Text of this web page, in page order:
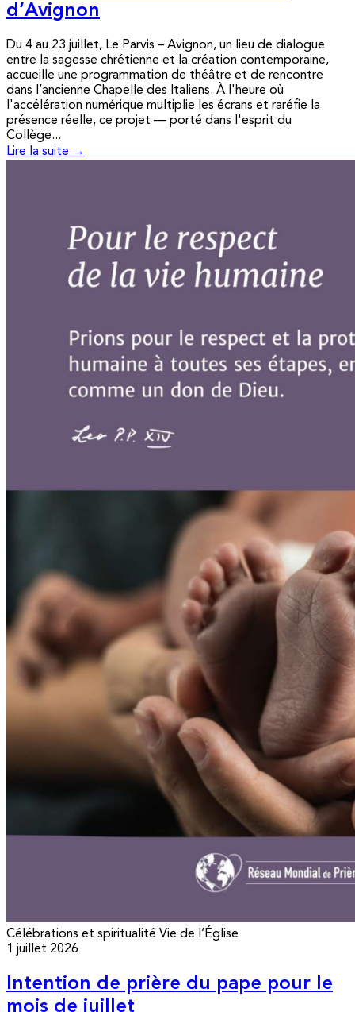
d’Avignon
Du 4 au 23 juillet, Le Parvis – Avignon, un lieu de dialogue
entre la sagesse chrétienne et la création contemporaine,
accueille une programmation de théâtre et de rencontre
dans l’ancienne Chapelle des Italiens. À l'heure où
l'accélération numérique multiplie les écrans et raréfie la
présence réelle, ce projet — porté dans l'esprit du
Collège...
Lire la suite →
Célébrations et spiritualité Vie de l’Église
1 juillet 2026
Intention de prière du pape pour le
mois de juillet